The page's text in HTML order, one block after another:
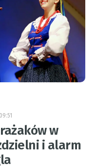
09:51
w
i alarm